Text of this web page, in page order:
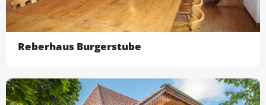
Reberhaus Burgerstube